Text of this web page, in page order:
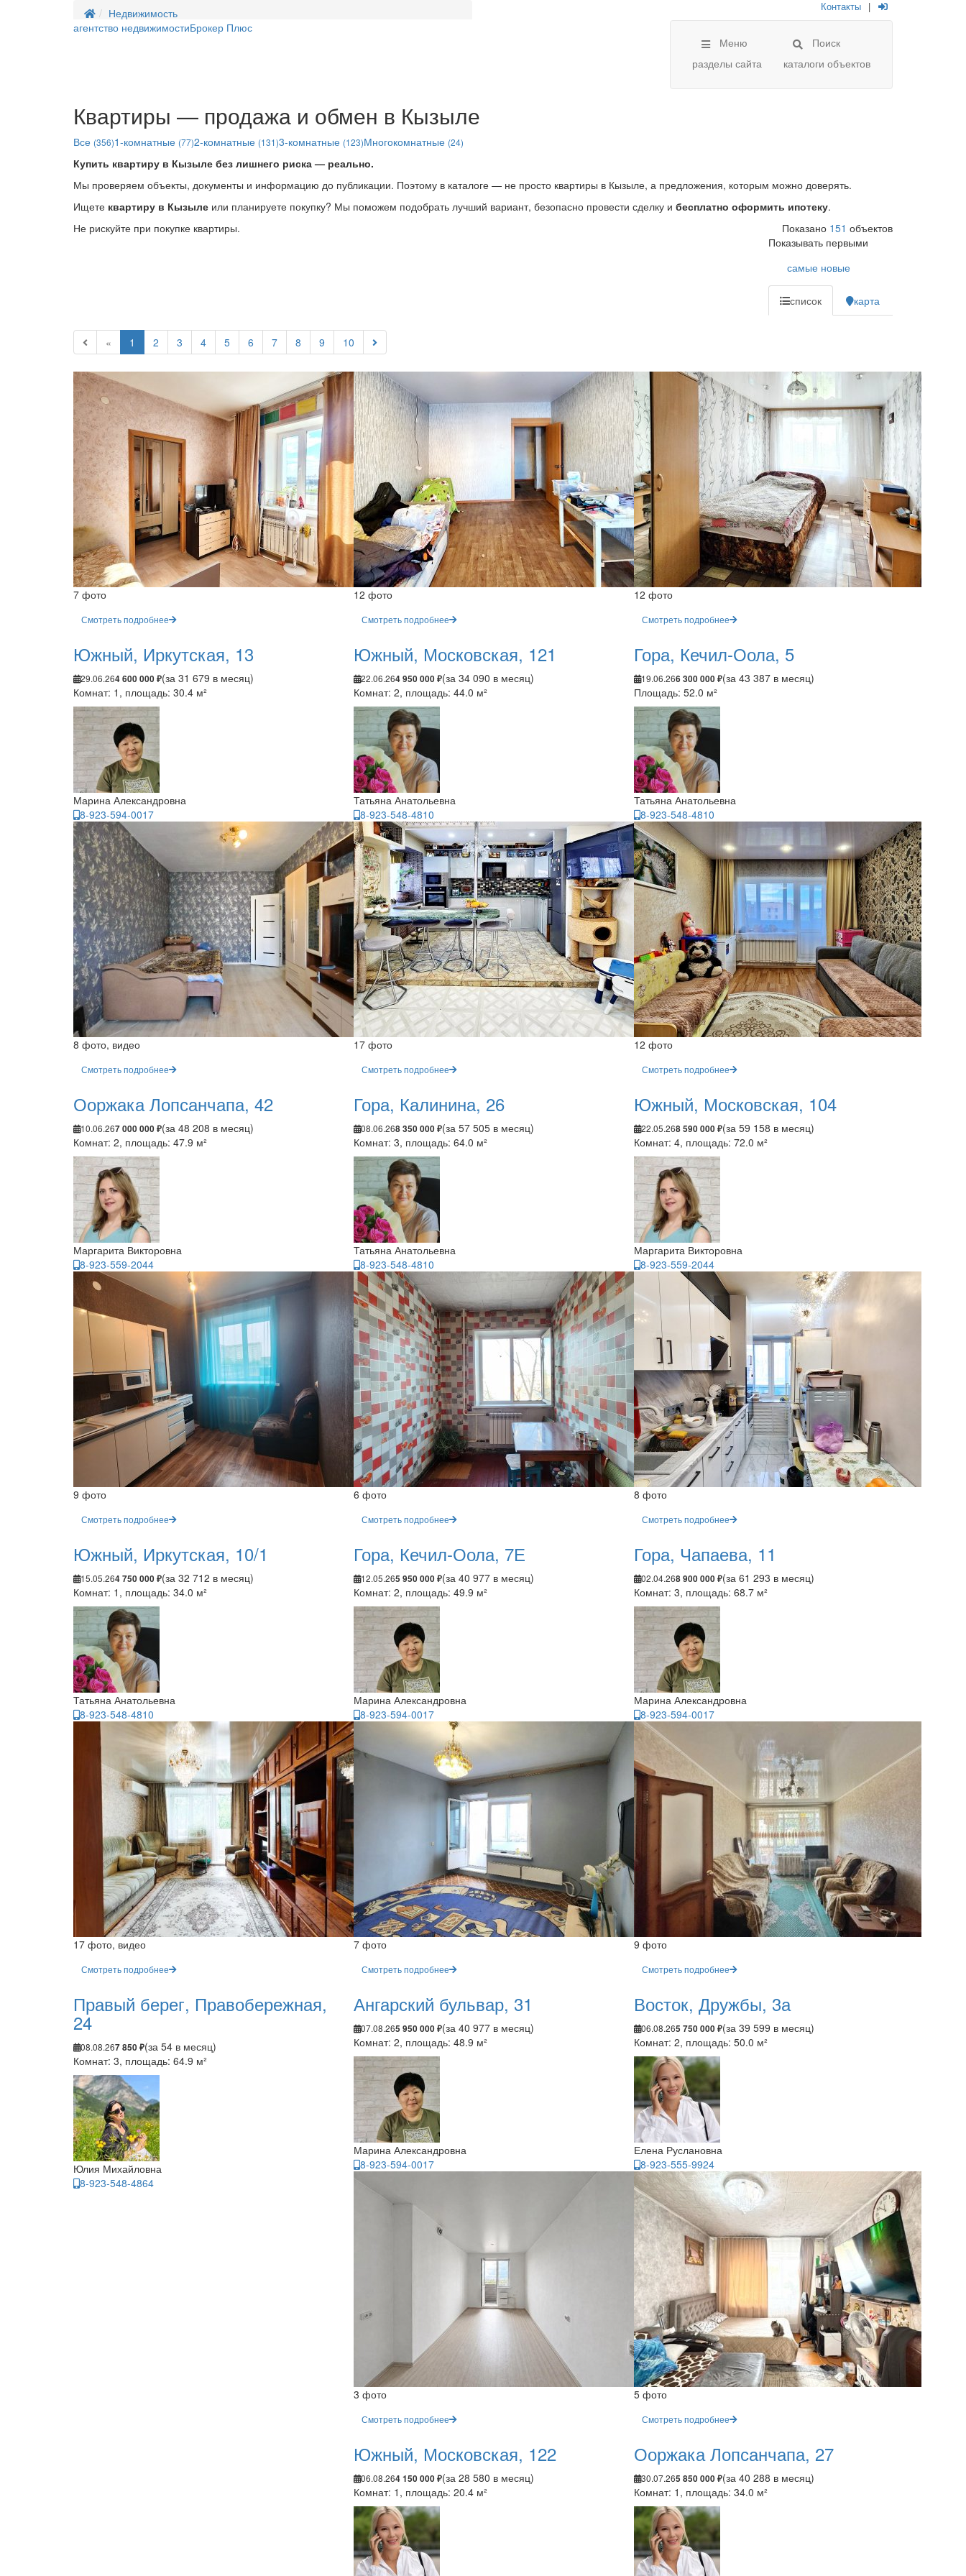
Недвижимость Контакты |
Меню
разделы сайта
Поиск
каталоги объектов
агентство недвижимостиБрокер Плюс
Квартиры — продажа и обмен в Кызыле
Все (356)1‑комнатные (77)2‑комнатные (131)3‑комнатные (123)Многокомнатные (24)
Купить квартиру в Кызыле без лишнего риска — реально.
Мы проверяем объекты, документы и информацию до публикации. Поэтому в каталоге — не просто квартиры в Кызыле, а предложения, которым можно доверять.
Ищете квартиру в Кызыле или планируете покупку? Мы поможем подобрать лучший вариант, безопасно провести сделку и бесплатно оформить ипотеку.
Не рискуйте при покупке квартиры.
Показано 151 объектов
Показывать первыми
самые новые
список карта
« 1 2 3 4 5 6 7 8 9 10
7 фото
Смотреть подробнее
Южный, Иркутская, 13
29.06.264 600 000 ₽(за 31 679 в месяц)
Комнат: 1, площадь: 30.4 м²
Марина Александровна
8-923-594-0017
12 фото
Смотреть подробнее
Южный, Московская, 121
22.06.264 950 000 ₽(за 34 090 в месяц)
Комнат: 2, площадь: 44.0 м²
Татьяна Анатольевна
8-923-548-4810
12 фото
Смотреть подробнее
Гора, Кечил-Оола, 5
19.06.266 300 000 ₽(за 43 387 в месяц)
Площадь: 52.0 м²
Татьяна Анатольевна
8-923-548-4810
8 фото, видео
Смотреть подробнее
Ооржака Лопсанчапа, 42
10.06.267 000 000 ₽(за 48 208 в месяц)
Комнат: 2, площадь: 47.9 м²
Маргарита Викторовна
8-923-559-2044
17 фото
Смотреть подробнее
Гора, Калинина, 26
08.06.268 350 000 ₽(за 57 505 в месяц)
Комнат: 3, площадь: 64.0 м²
Татьяна Анатольевна
8-923-548-4810
12 фото
Смотреть подробнее
Южный, Московская, 104
22.05.268 590 000 ₽(за 59 158 в месяц)
Комнат: 4, площадь: 72.0 м²
Маргарита Викторовна
8-923-559-2044
9 фото
Смотреть подробнее
Южный, Иркутская, 10/1
15.05.264 750 000 ₽(за 32 712 в месяц)
Комнат: 1, площадь: 34.0 м²
Татьяна Анатольевна
8-923-548-4810
6 фото
Смотреть подробнее
Гора, Кечил-Оола, 7Е
12.05.265 950 000 ₽(за 40 977 в месяц)
Комнат: 2, площадь: 49.9 м²
Марина Александровна
8-923-594-0017
8 фото
Смотреть подробнее
Гора, Чапаева, 11
02.04.268 900 000 ₽(за 61 293 в месяц)
Комнат: 3, площадь: 68.7 м²
Марина Александровна
8-923-594-0017
17 фото, видео
Смотреть подробнее
Правый берег, Правобережная,
24
08.08.267 850 ₽(за 54 в месяц)
Комнат: 3, площадь: 64.9 м²
Юлия Михайловна
8-923-548-4864
7 фото
Смотреть подробнее
Ангарский бульвар, 31
07.08.265 950 000 ₽(за 40 977 в месяц)
Комнат: 2, площадь: 48.9 м²
Марина Александровна
8-923-594-0017
9 фото
Смотреть подробнее
Восток, Дружбы, 3а
06.08.265 750 000 ₽(за 39 599 в месяц)
Комнат: 2, площадь: 50.0 м²
Елена Руслановна
8-923-555-9924
3 фото
Смотреть подробнее
Южный, Московская, 122
06.08.264 150 000 ₽(за 28 580 в месяц)
Комнат: 1, площадь: 20.4 м²
5 фото
Смотреть подробнее
Ооржака Лопсанчапа, 27
30.07.265 850 000 ₽(за 40 288 в месяц)
Комнат: 1, площадь: 34.0 м²